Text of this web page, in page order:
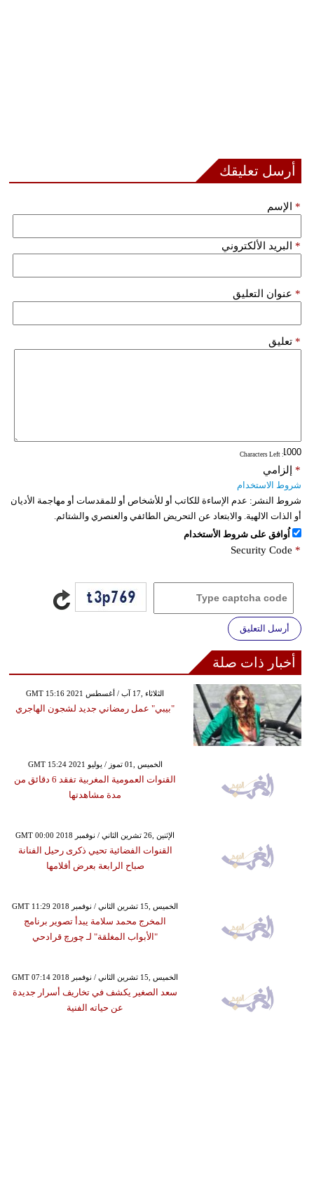
أرسل تعليقك
الإسم *
البريد الألكتروني *
عنوان التعليق *
تعليق *
: Characters Left
إلزامي *
شروط الاستخدام
شروط النشر: عدم الإساءة للكاتب أو للأشخاص أو للمقدسات أو مهاجمة الأديان
أو الذات الالهية. والابتعاد عن التحريض الطائفي والعنصري والشتائم.
اُوافق على شروط الأستخدام
Security Code *
أرسل التعليق
أخبار ذات صلة
GMT 15:16 2021 الثلاثاء ,17 آب / أغسطس
"بيبي" عمل رمضاني جديد لشجون الهاجري
GMT 15:24 2021 الخميس ,01 تموز / يوليو
القنوات العمومية المغربية تفقد 6 دقائق من
مدة مشاهدتها
GMT 00:00 2018 الإثنين ,26 تشرين الثاني / نوفمبر
القنوات الفضائية تحيي ذكرى رحيل الفنانة
صباح الرابعة بعرض أفلامها
GMT 11:29 2018 الخميس ,15 تشرين الثاني / نوفمبر
المخرج محمد سلامة يبدأ تصوير برنامج
"الأبواب المغلقة" لـ چورچ قرادحي
GMT 07:14 2018 الخميس ,15 تشرين الثاني / نوفمبر
سعد الصغير يكشف في تخاريف أسرار جديدة
عن حياته الفنية